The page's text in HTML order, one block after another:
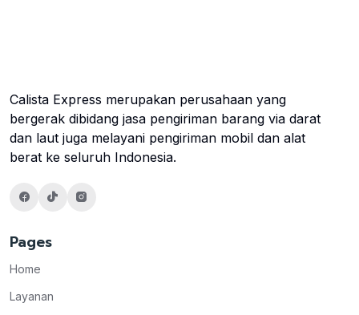
Calista Express merupakan perusahaan yang
bergerak dibidang jasa pengiriman barang via darat
dan laut juga melayani pengiriman mobil dan alat
berat ke seluruh Indonesia.
Pages
Home
Layanan